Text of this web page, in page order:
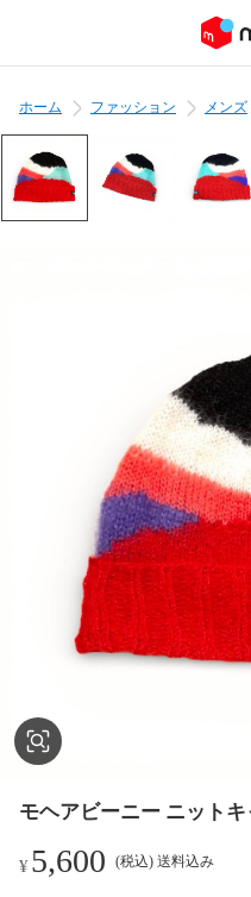
ホーム ファッション メンズ
モヘアビーニー ニット
¥5,600 (税込) 送料込み